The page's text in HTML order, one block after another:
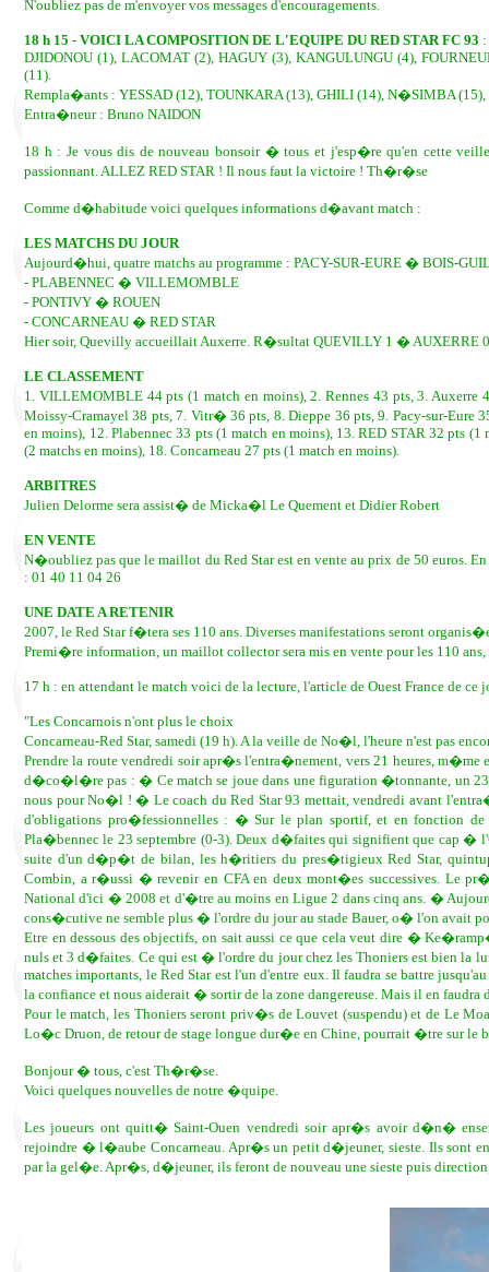
N'oubliez pas de m'envoyer vos messages d'encouragements.
18 h 15 - VOICI LA COMPOSITION DE L'EQUIPE DU RED STAR FC 93 :
DJIDONOU (1), LACOMAT (2), HAGUY (3), KANGULUNGU (4),
(11).
Rempla�ants : YESSAD (12), TOUNKARA (13), GHILI (14), N�SIMBA
Entra�neur : Bruno NAIDON
18 h : Je vous dis de nouveau bonsoir � tous et j'esp�re qu'en cette
passionnant. ALLEZ RED STAR ! Il nous faut la victoire ! Th�r�se
Comme d�habitude voici quelques informations d�avant match :
LES MATCHS DU JOUR
Aujourd�hui, quatre matchs au programme : PACY-SUR-EURE � BOIS-
- PLABENNEC � VILLEMOMBLE
- PONTIVY � ROUEN
- CONCARNEAU � RED STAR
Hier soir, Quevilly accueillait Auxerre. R�sultat QUEVILLY 1 � AUXERRE
LE CLASSEMENT
1. VILLEMOMBLE 44 pts (1 match en moins), 2. Rennes 43 pts, 3.
Moissy-Cramayel 38 pts, 7. Vitr� 36 pts, 8. Dieppe 36 pts, 9. Pacy-sur-Eure
en moins), 12. Plabennec 33 pts (1 match en moins), 13. RED STAR 32 pts
(2 matchs en moins), 18. Concarneau 27 pts (1 match en moins).
ARBITRES
Julien Delorme sera assist� de Micka�l Le Quement et Didier Robert
EN VENTE
N�oubliez pas que le maillot du Red Star est en vente au prix de 50 euros.
: 01 40 11 04 26
UNE DATE A RETENIR
2007, le Red Star f�tera ses 110 ans. Diverses manifestations seront
Premi�re information, un maillot collector sera mis en vente pour les 110
17 h : en attendant le match voici de la lecture, l'article de Ouest France de ce
"Les Concarnois n'ont plus le choix
Concarneau-Red Star, samedi (19 h). A la veille de No�l, l'heure n'est pas
Prendre la route vendredi soir apr�s l'entra�nement, vers 21 heures,
d�co�l�re pas : � Ce match se joue dans une figuration �tonnante, un
nous pour No�l ! � Le coach du Red Star 93 mettait, vendredi avant
d'obligations pro�fessionnelles : � Sur le plan sportif, et en fonction
Pla�bennec le 23 septembre (0-3). Deux d�faites qui signifient que cap
suite d'un d�p�t de bilan, les h�ritiers du pres�tigieux Red Star,
Combin, a r�ussi � revenir en CFA en deux mont�es successives. Le
National d'ici � 2008 et d'�tre au moins en Ligue 2 dans cinq ans. �
cons�cutive ne semble plus � l'ordre du jour au stade Bauer, o� l'on avait
Etre en dessous des objectifs, on sait aussi ce que cela veut dire �
nuls et 3 d�faites. Ce qui est � l'ordre du jour chez les Thoniers est bien la
matches importants, le Red Star est l'un d'entre eux. Il faudra se battre
la confiance et nous aiderait � sortir de la zone dangereuse. Mais il en
Pour le match, les Thoniers seront priv�s de Louvet (suspendu) et de Le
Lo�c Druon, de retour de stage longue dur�e en Chine, pourrait �tre sur le
Bonjour � tous, c'est Th�r�se.
Voici quelques nouvelles de notre �quipe.
Les joueurs ont quitt� Saint-Ouen vendredi soir apr�s avoir d�n�
rejoindre � l�aube Concarneau. Apr�s un petit d�jeuner, sieste. Ils sont
par la gel�e. Apr�s, d�jeuner, ils feront de nouveau une sieste puis